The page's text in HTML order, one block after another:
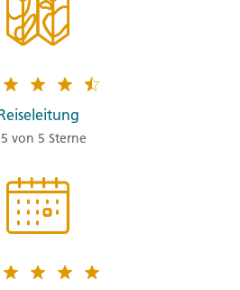
von 5 Sterne